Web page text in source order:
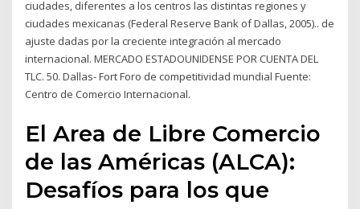
ciudades, diferentes a los centros las distintas regiones y
ciudades mexicanas (Federal Reserve Bank of Dallas, 2005).. de
ajuste dadas por la creciente integración al mercado
internacional. MERCADO ESTADOUNIDENSE POR CUENTA DEL
TLC. 50. Dallas- Fort Foro de competitividad mundial Fuente:
Centro de Comercio Internacional.
El Area de Libre Comercio
de las Américas (ALCA):
Desafíos para los que